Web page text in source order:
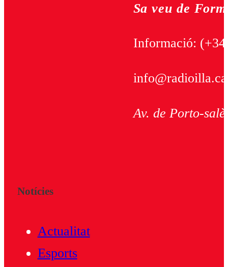
Sa veu de
Informació:
Av. de Porto-
Notícies
Actualitat
Esports